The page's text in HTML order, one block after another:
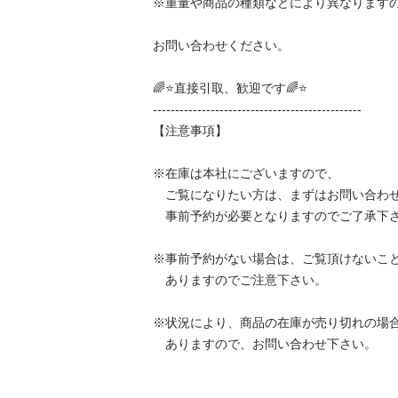
お問い合わせください。
🌈⭐直接引取、歓迎です🌈⭐
-----------------------------------------------
【注意事項】
※在庫は本社にございますので、
ご覧になりたい方は、まずはお問い合わせ
事前予約が必要となりますのでご了承下さ
※事前予約がない場合は、ご覧頂けないこ
ありますのでご注意下さい。
※状況により、商品の在庫が売り切れの場
ありますので、お問い合わせ下さい。